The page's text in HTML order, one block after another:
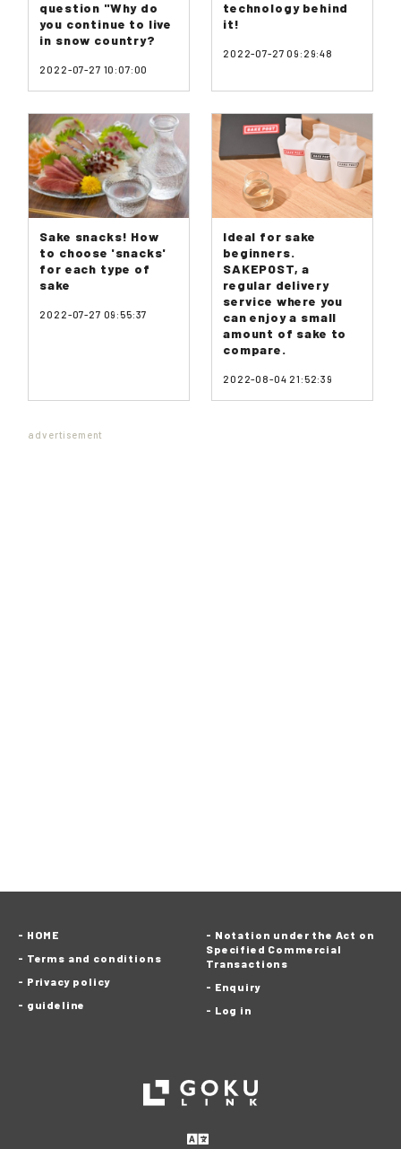
question "Why do
you continue to live
in snow country?
2022-07-27 10:07:00
technology behind
it!
2022-07-27 09:29:48
Sake snacks! How
to choose 'snacks'
for each type of
sake
2022-07-27 09:55:37
Ideal for sake
beginners.
SAKEPOST, a
regular delivery
service where you
can enjoy a small
amount of sake to
compare.
2022-08-04 21:52:39
advertisement
HOME
Terms and conditions
Privacy policy
guideline
Notation under the Act on
Specified Commercial
Transactions
Enquiry
Log in